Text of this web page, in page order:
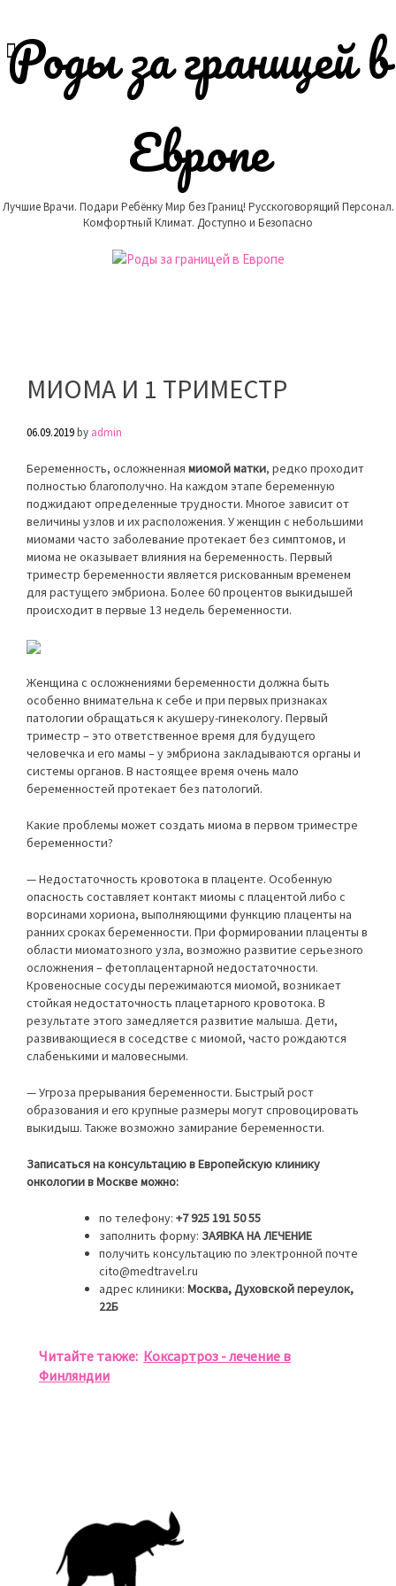
content
Роды за границей в
Европе
Лучшие Врачи. Подари Ребёнку Мир без Границ! Русскоговорящий Персонал.
Комфортный Климат. Доступно и Безопасно
МИОМА И 1 ТРИМЕСТР
06.09.2019by admin
Беременность, осложненная миомой матки, редко проходит
полностью благополучно. На каждом этапе беременную
поджидают определенные трудности. Многое зависит от
величины узлов и их расположения. У женщин с небольшими
миомами часто заболевание протекает без симптомов, и
миома не оказывает влияния на беременность. Первый
триместр беременности является рискованным временем
для растущего эмбриона. Более 60 процентов выкидышей
происходит в первые 13 недель беременности.
Женщина с осложнениями беременности должна быть
особенно внимательна к себе и при первых признаках
патологии обращаться к акушеру-гинекологу. Первый
триместр – это ответственное время для будущего
человечка и его мамы – у эмбриона закладываются органы и
системы органов. В настоящее время очень мало
беременностей протекает без патологий.
Какие проблемы может создать миома в первом триместре
беременности?
— Недостаточность кровотока в плаценте. Особенную
опасность составляет контакт миомы с плацентой либо с
ворсинами хориона, выполняющими функцию плаценты на
ранних сроках беременности. При формировании плаценты в
области миоматозного узла, возможно развитие серьезного
осложнения – фетоплацентарной недостаточности.
Кровеносные сосуды пережимаются миомой, возникает
стойкая недостаточность плацетарного кровотока. В
результате этого замедляется развитие малыша. Дети,
развивающиеся в соседстве с миомой, часто рождаются
слабенькими и маловесными.
— Угроза прерывания беременности. Быстрый рост
образования и его крупные размеры могут спровоцировать
выкидыш. Также возможно замирание беременности.
Записаться на консультацию в Европейскую клинику
онкологии в Москве можно:
по телефону: +7 925 191 50 55
заполнить форму: ЗАЯВКА НА ЛЕЧЕНИЕ
получить консультацию по электронной почте
cito@medtravel.ru
адрес клиники: Москва, Духовской переулок,
22Б
Читайте также: Коксартроз - лечение в
Финляндии